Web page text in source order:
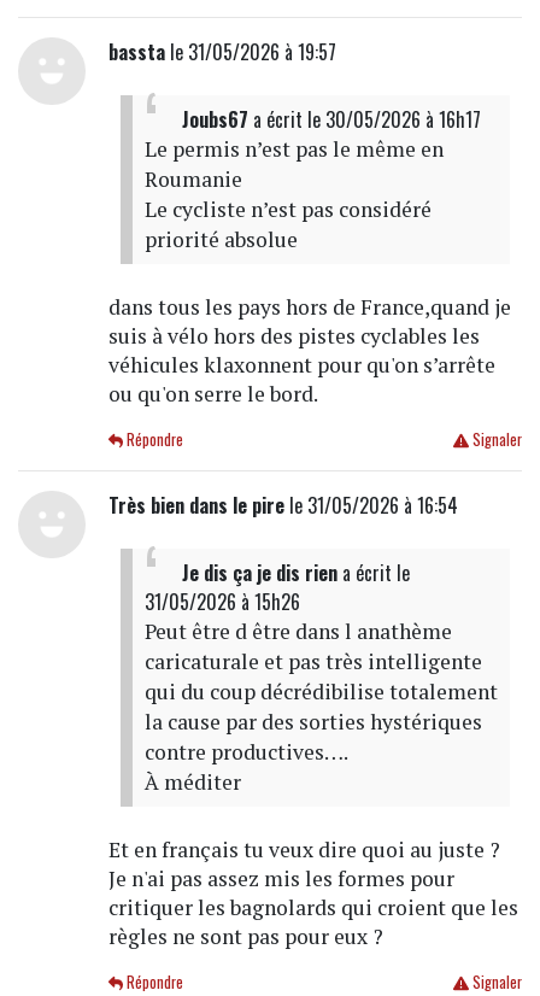
basstale 31/05/2026 à 19:57
Joubs67 a écrit le 30/05/2026 à 16h17
Le permis n’est pas le même en
Roumanie
Le cycliste n’est pas considéré
priorité absolue
dans tous les pays hors de France,quand je
suis à vélo hors des pistes cyclables les
véhicules klaxonnent pour qu'on s’arrête
ou qu'on serre le bord.
Signaler
Répondre
Très bien dans le pirele 31/05/2026 à 16:54
Je dis ça je dis riena écrit le
31/05/2026 à 15h26
Peut être d être dans l anathème
caricaturale et pas très intelligente
qui du coup décrédibilise totalement
la cause par des sorties hystériques
contre productives….
À méditer
Et en français tu veux dire quoi au juste ?
Je n'ai pas assez mis les formes pour
critiquer les bagnolards qui croient que les
règles ne sont pas pour eux ?
Signaler
Répondre